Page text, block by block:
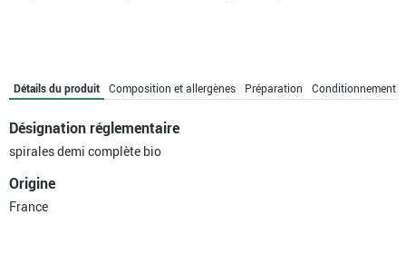
Détails du produit Composition et allergènes Préparation Conditionnement
Désignation réglementaire
spirales demi complète bio
Origine
France